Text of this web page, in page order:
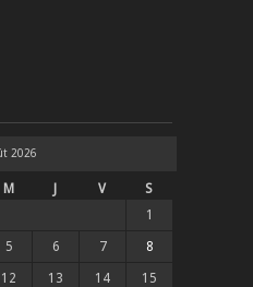
2026
M J V S
1
5 6 7 8
12 13 14 15